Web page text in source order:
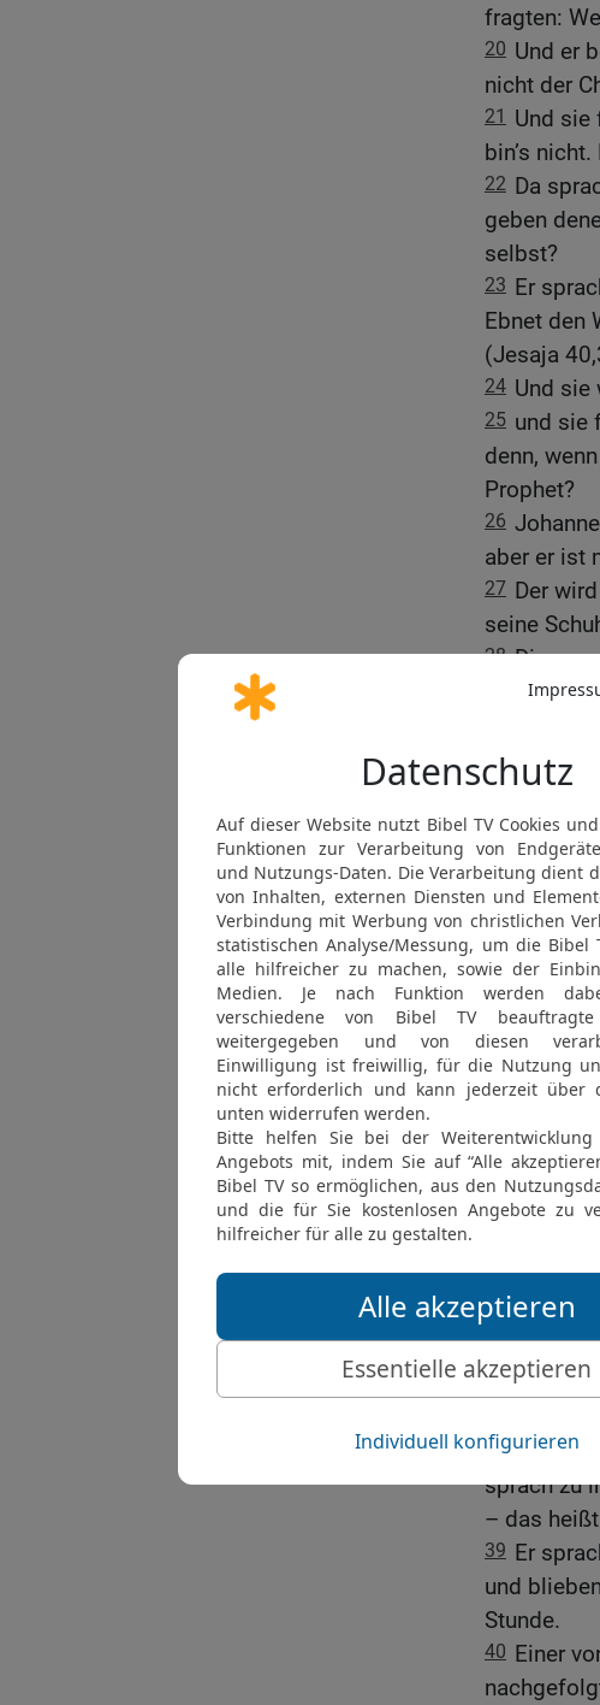
fragten:
20 Und er
nicht der
21
Und sie
bin’s
22 Da
geben
selbst?
23 Er
Ebnet den
(Jesaja
24 Und sie
25 und sie
denn,
Prophet?
26
aber er ist
27 Der
seine
28 Dies
taufte.
Am
und
trägt!
30 Dieser
Mann, der
31 Und ich
Israel,
32
Und
Geist
33 Und ich
mit
Geist tauft.
34 Und ich
Sohn.
35
Am
seiner
36 und als
Gottes
Und
38 Jesus
sprach zu
– das
39 Er
und
Stunde.
40 Einer